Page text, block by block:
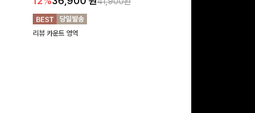
요~!
리뷰 카운트 영역